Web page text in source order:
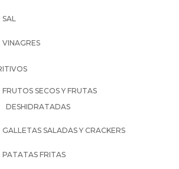
SAL
VINAGRES
FRUTOS SECOS Y FRUTAS
DESHIDRATADAS
GALLETAS SALADAS Y CRACKERS
PATATAS FRITAS